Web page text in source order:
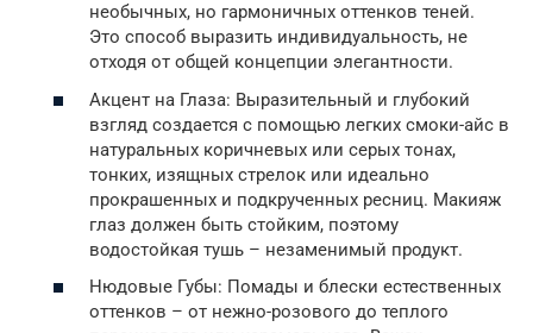
необычных, но гармоничных оттенков теней.
Это способ выразить индивидуальность, не
отходя от общей концепции элегантности.
Акцент на Глаза: Выразительный и глубокий
взгляд создается с помощью легких смоки-айс в
натуральных коричневых или серых тонах,
тонких, изящных стрелок или идеально
прокрашенных и подкрученных ресниц. Макияж
глаз должен быть стойким, поэтому
водостойкая тушь – незаменимый продукт.
Нюдовые Губы: Помады и блески естественных
оттенков – от нежно-розового до теплого